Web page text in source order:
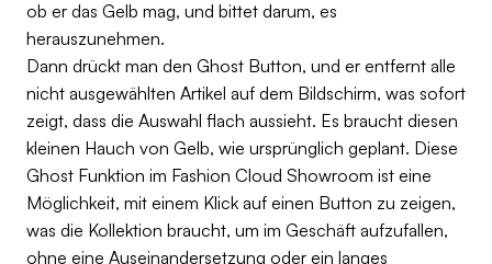
ob er das Gelb mag, und bittet darum, es
herauszunehmen.
Dann drückt man den Ghost Button, und er entfernt alle
nicht ausgewählten Artikel auf dem Bildschirm, was sofort
zeigt, dass die Auswahl flach aussieht. Es braucht diesen
kleinen Hauch von Gelb, wie ursprünglich geplant. Diese
Ghost Funktion im Fashion Cloud Showroom ist eine
Möglichkeit, mit einem Klick auf einen Button zu zeigen,
was die Kollektion braucht, um im Geschäft aufzufallen,
ohne eine Auseinandersetzung oder ein langes